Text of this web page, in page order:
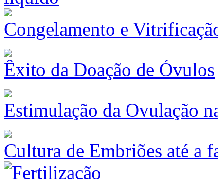
Congelamento e
Êxito da Doação de Óvulos
Estimulação da Ovulação
Cultura de Embriões até a